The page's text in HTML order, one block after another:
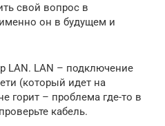
свой вопрос в
он в будущем и
LAN. LAN – подключение
(который идет на
горит – проблема где-то в
кабель.